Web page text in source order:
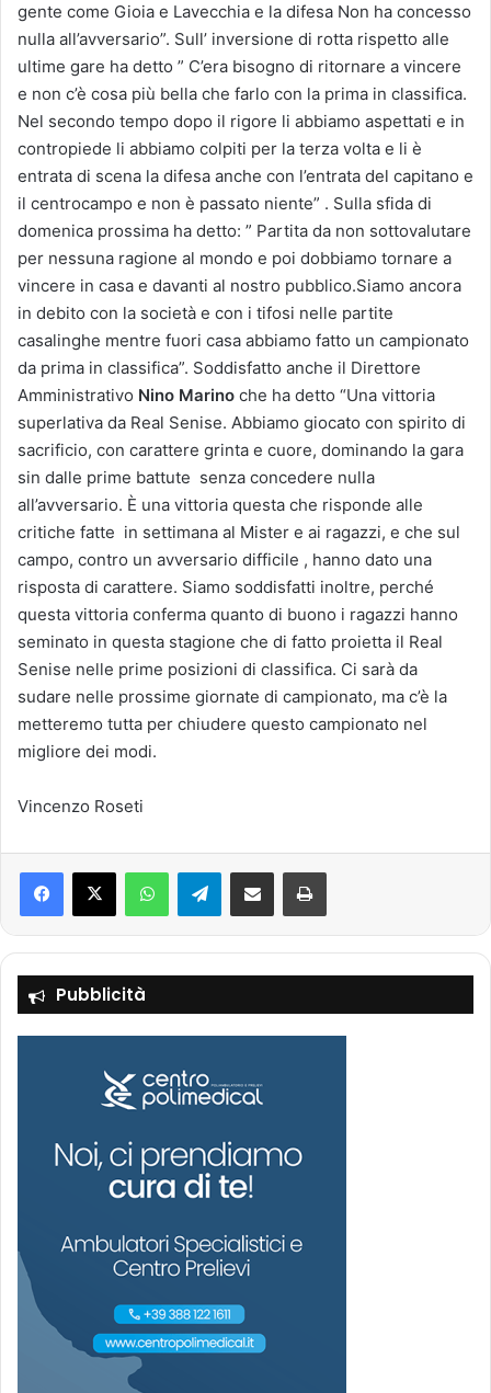
gente come Gioia e Lavecchia e la difesa Non ha concesso
nulla all’avversario”. Sull’ inversione di rotta rispetto alle
ultime gare ha detto ” C’era bisogno di ritornare a vincere
e non c’è cosa più bella che farlo con la prima in classifica.
Nel secondo tempo dopo il rigore li abbiamo aspettati e in
contropiede li abbiamo colpiti per la terza volta e li è
entrata di scena la difesa anche con l’entrata del capitano e
il centrocampo e non è passato niente” . Sulla sfida di
domenica prossima ha detto: ” Partita da non sottovalutare
per nessuna ragione al mondo e poi dobbiamo tornare a
vincere in casa e davanti al nostro pubblico.Siamo ancora
in debito con la società e con i tifosi nelle partite
casalinghe mentre fuori casa abbiamo fatto un campionato
da prima in classifica”. Soddisfatto anche il Direttore
Amministrativo Nino Marino che ha detto “Una vittoria
superlativa da Real Senise. Abbiamo giocato con spirito di
sacrificio, con carattere grinta e cuore, dominando la gara
sin dalle prime battute senza concedere nulla
all’avversario. È una vittoria questa che risponde alle
critiche fatte in settimana al Mister e ai ragazzi, e che sul
campo, contro un avversario difficile , hanno dato una
risposta di carattere. Siamo soddisfatti inoltre, perché
questa vittoria conferma quanto di buono i ragazzi hanno
seminato in questa stagione che di fatto proietta il Real
Senise nelle prime posizioni di classifica. Ci sarà da
sudare nelle prossime giornate di campionato, ma c’è la
metteremo tutta per chiudere questo campionato nel
migliore dei modi.
Vincenzo Roseti
Telegram
Pubblicità